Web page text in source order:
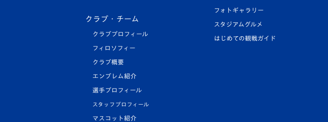
クラブ・チーム
クラブプロフィール
フィロソフィー
クラブ概要
エンブレム紹介
選手プロフィール
スタッフプロフィール
マスコット紹介
フォトギャラリー
スタジアムグルメ
はじめての観戦ガイド